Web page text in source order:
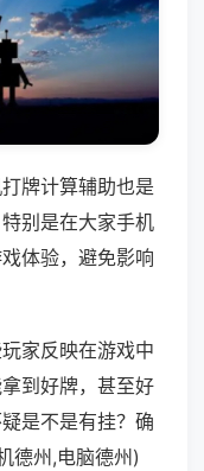
牌计算辅助也是
别是在大家手机
体验，避免影响
家反映在游戏中
到好牌，甚至好
是不是有挂？确
德州,电脑德州)